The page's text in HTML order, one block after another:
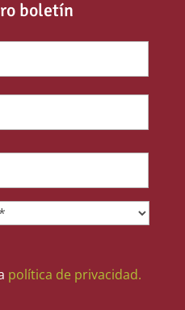
boletín
política de privacidad.